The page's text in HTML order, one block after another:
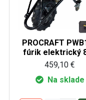
PROCRAFT
fúrik elektrický
459,10 €
Na sklade